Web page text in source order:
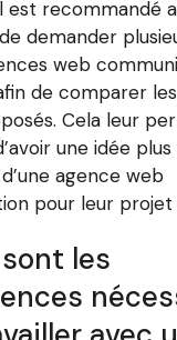
est recommandé
demander
web
de comparer
Cela leur
une idée
agence web
pour leur projet
les